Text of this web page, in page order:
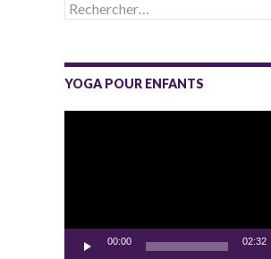
Rechercher :
YOGA POUR ENFANTS
00:00 02:32